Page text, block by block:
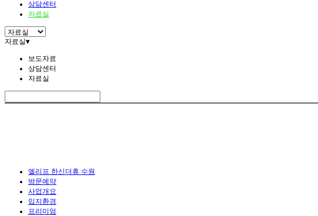
상담센터
자료실
자료실▾
보도자료
상담센터
자료실
엘리프 한신더휴 수원
방문예약
사업개요
입지환경
프리미엄